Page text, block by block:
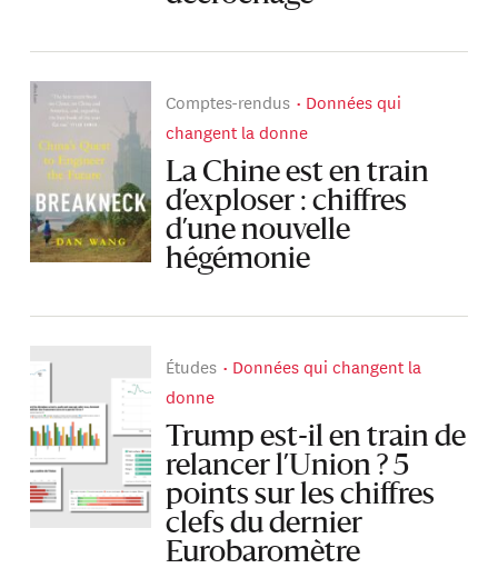
Comptes-rendus
Données qui
changent la donne
La Chine est en train
d’exploser : chiffres
d’une nouvelle
hégémonie
Études
Données qui changent la
donne
Trump est-il en train de
relancer l’Union ? 5
points sur les chiffres
clefs du dernier
Eurobaromètre